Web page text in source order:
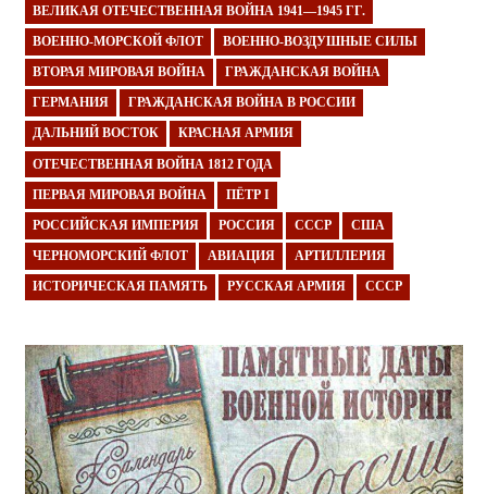
ВЕЛИКАЯ ОТЕЧЕСТВЕННАЯ ВОЙНА 1941—1945 ГГ.
ВОЕННО-МОРСКОЙ ФЛОТ ВОЕННО-ВОЗДУШНЫЕ СИЛЫ
ВТОРАЯ МИРОВАЯ ВОЙНА ГРАЖДАНСКАЯ ВОЙНА
ГЕРМАНИЯ ГРАЖДАНСКАЯ ВОЙНА В РОССИИ
ДАЛЬНИЙ ВОСТОК КРАСНАЯ АРМИЯ
ОТЕЧЕСТВЕННАЯ ВОЙНА 1812 ГОДА
ПЕРВАЯ МИРОВАЯ ВОЙНА ПЁТР I
РОССИЙСКАЯ ИМПЕРИЯ РОССИЯ СССР США
ЧЕРНОМОРСКИЙ ФЛОТ АВИАЦИЯ АРТИЛЛЕРИЯ
ИСТОРИЧЕСКАЯ ПАМЯТЬ РУССКАЯ АРМИЯ СССР